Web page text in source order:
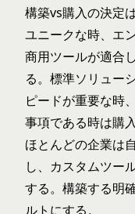
構築vs購入の決定
ユニークな時、エ
商用ツールが適合
る。標準ソリュー
ピードが重要な時
事項である時は購入
ほとんどの企業は
し、カスタムツー
する。構築する明
ルトにする。